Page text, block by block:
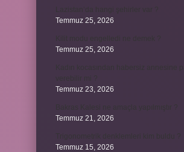
Temmuz 25, 2026
Temmuz 25, 2026
Temmuz 23, 2026
Temmuz 21, 2026
Temmuz 15, 2026